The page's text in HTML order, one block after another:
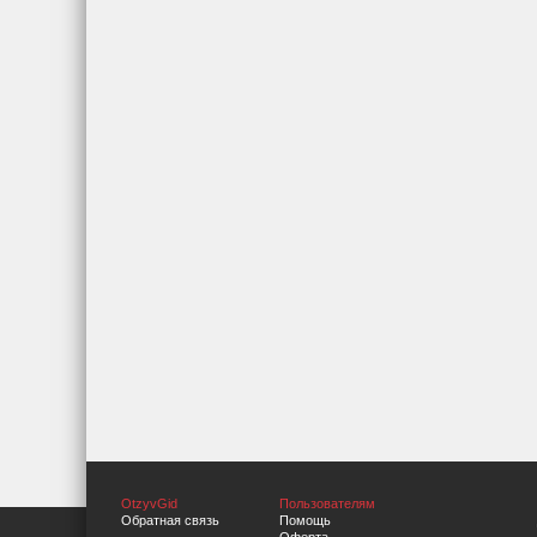
OtzyvGid
Обратная связь
Пользователям
Помощь